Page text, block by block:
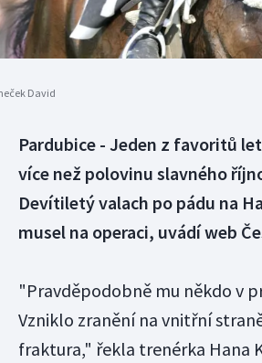
David
Pardubice - Jeden z favoritů
více než polovinu slavného
Devítiletý valach po pádu na
musel na operaci, uvádí web
"Pravděpodobně mu někdo v
Vzniklo zranění na vnitřní
fraktura," řekla trenérka Hana